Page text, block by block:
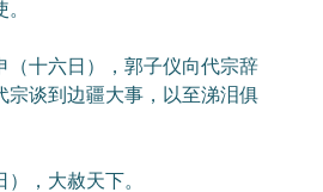
十六日），郭子仪向代宗辞
宗谈到边疆大事，以至涕泪俱
，大赦天下。